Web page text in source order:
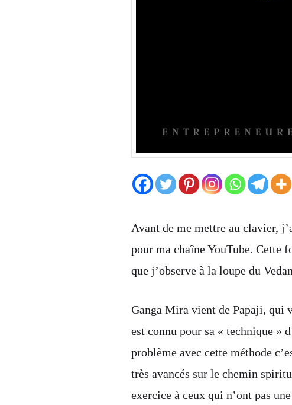
Avant de me mettre au clavier,
pour ma chaîne YouTube. Cette
que j’observe à la loupe du
Ganga Mira vient de Papaji, qui
est connu pour sa « technique »
problème avec cette méthode
très avancés sur le chemin
exercice à ceux qui n’ont pas